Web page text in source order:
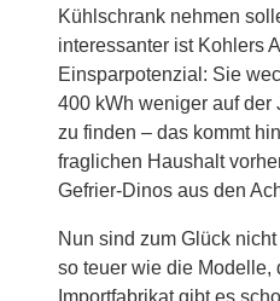
Kühlschrank nehmen
interessanter ist Kohlers
Einsparpotenzial: Sie
400 kWh weniger auf der
zu finden – das kommt
fraglichen Haushalt
Gefrier-Dinos aus den
Nun sind zum Glück
so teuer wie die Modelle,
Importfabrikat gibt es